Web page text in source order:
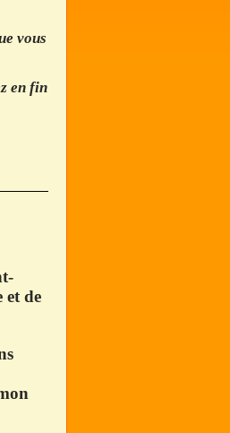
vous
en fin
et de